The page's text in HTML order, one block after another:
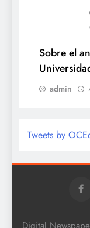
Sobre el
admin
Tweets by